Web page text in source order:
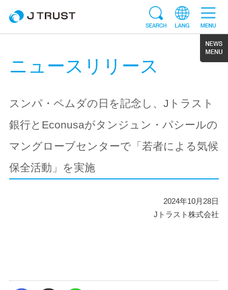
ニュースリリース
スンパ・ペムダの日を記念し、Jトラスト
銀行とEconusaがタンジュン・パシールの
マングローブセンターで「若者による気候
保全活動」を実施
2024年10月28日
Jトラスト株式会社